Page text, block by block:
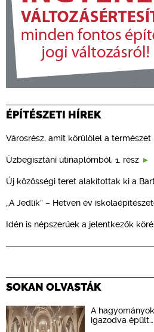
ÉPÍTÉSZETI HÍREK
Városrész, amit körülölel a természet
Üzbegisztáni útinaplómból, 1. rész
Új közösségi teret alakítottak ki a
„A Jedlik” – Hetven év
Idén is népszerűek a jelentkezők
SOKAN OLVASTÁK
A
igazodva épült…